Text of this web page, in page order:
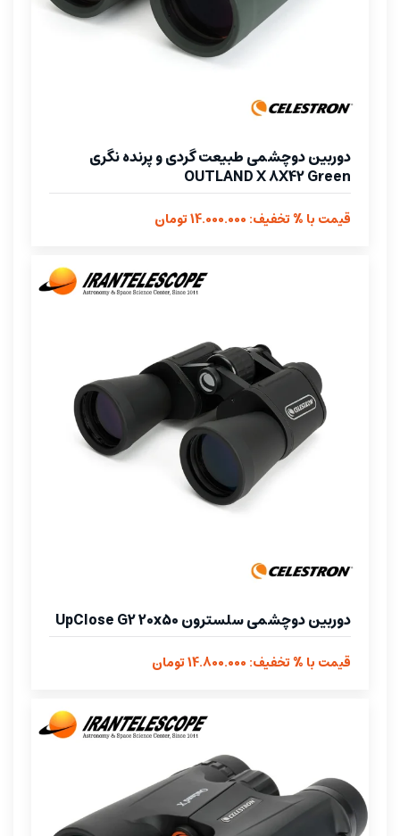
دوربین دوچشمی طبیعت گردی و پرنده نگری
OUTLAND X 8X42 Green
قیمت با % تخفیف: 14.000.000 تومان
دوربین دوچشمی سلسترون UpClose G2 20x50
قیمت با % تخفیف: 14.800.000 تومان